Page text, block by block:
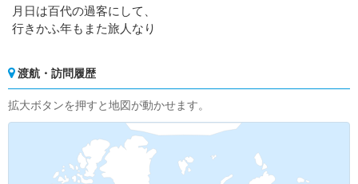
月日は百代の過客にして、
行きかふ年もまた旅人なり
渡航・訪問履歴
拡大ボタンを押すと地図が動かせます。